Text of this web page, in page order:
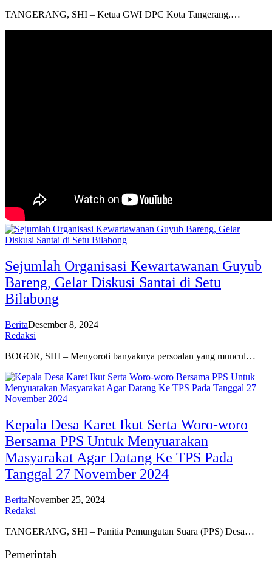
TANGERANG, SHI – Ketua GWI DPC Kota Tangerang,…
Sejumlah Organisasi Kewartawanan Guyub
Bareng, Gelar Diskusi Santai di Setu
Bilabong
BeritaDesember 8, 2024
Redaksi
BOGOR, SHI – Menyoroti banyaknya persoalan yang muncul…
Kepala Desa Karet Ikut Serta Woro-woro
Bersama PPS Untuk Menyuarakan
Masyarakat Agar Datang Ke TPS Pada
Tanggal 27 November 2024
BeritaNovember 25, 2024
Redaksi
TANGERANG, SHI – Panitia Pemungutan Suara (PPS) Desa…
Pemerintah